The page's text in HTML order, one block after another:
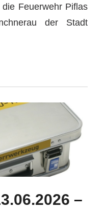
Feuerwehr Piflas
der Stadt
–